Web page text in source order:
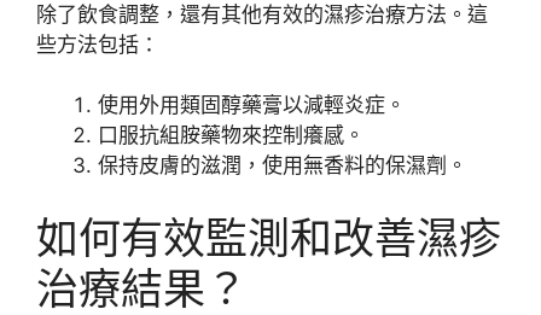
除了飲食調整，還有其他有效的濕疹治療方法。這
些方法包括：
使用外用類固醇藥膏以減輕炎症。
口服抗組胺藥物來控制癢感。
保持皮膚的滋潤，使用無香料的保濕劑。
如何有效監測和改善濕疹
治療結果？